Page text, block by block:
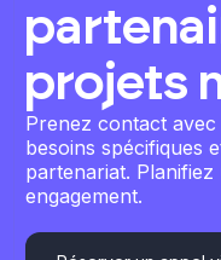
projets
Prenez contact
besoins spécifiques
partenariat.
engagement.